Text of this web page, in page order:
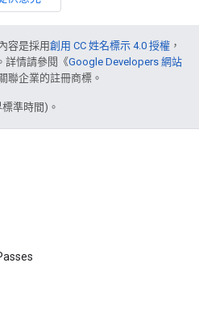
容是採用創用 CC 姓名標示 4.0 授權 ，
詳情請參閱《Google Developers 網站
聯企業的註冊商標。
準時間)。